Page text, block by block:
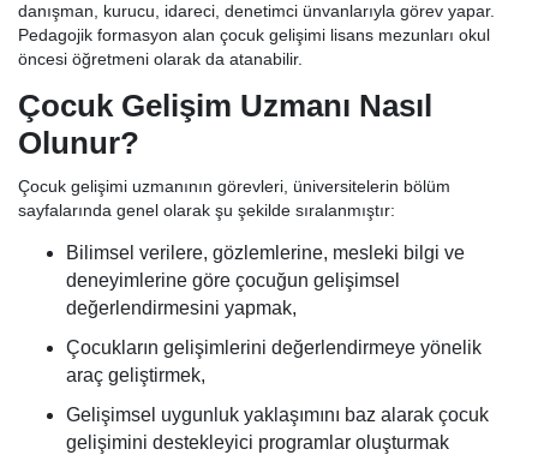
danışman, kurucu, idareci, denetimci ünvanlarıyla görev yapar.
Pedagojik formasyon alan çocuk gelişimi lisans mezunları okul
öncesi öğretmeni olarak da atanabilir.
Çocuk Gelişim Uzmanı Nasıl
Olunur?
Çocuk gelişimi uzmanının görevleri, üniversitelerin bölüm
sayfalarında genel olarak şu şekilde sıralanmıştır:
Bilimsel verilere, gözlemlerine, mesleki bilgi ve
deneyimlerine göre çocuğun gelişimsel
değerlendirmesini yapmak,
Çocukların gelişimlerini değerlendirmeye yönelik
araç geliştirmek,
Gelişimsel uygunluk yaklaşımını baz alarak çocuk
gelişimini destekleyici programlar oluşturmak